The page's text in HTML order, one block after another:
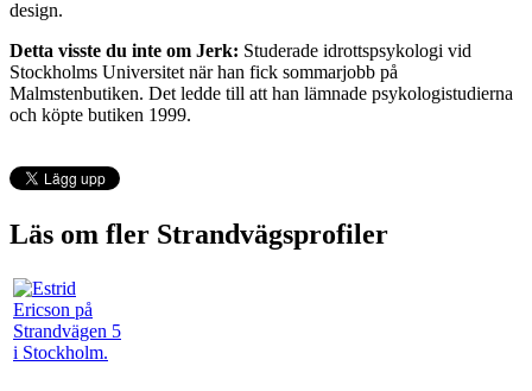
design.
Detta visste du inte om Jerk: Studerade idrottspsykologi vid
Stockholms Universitet när han fick sommarjobb på
Malmstenbutiken. Det ledde till att han lämnade psykologistudierna
och köpte butiken 1999.
Läs om fler Strandvägsprofiler